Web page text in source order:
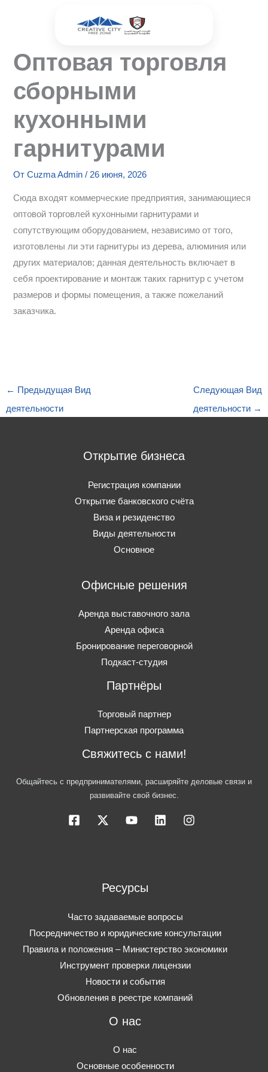
Оптовая торговля
сборными
кухонными
гарнитурами
ОтCuzma Admin/ 26 июня, 2026
Сюда входят коммерческие предприятия, занимающиеся
оптовой торговлей кухонными гарнитурами и
сопутствующим оборудованием, независимо от того,
изготовлены ли эти гарнитуры из дерева, алюминия или
других материалов; данная деятельность включает в
себя проектирование и монтаж таких гарнитур с учетом
размеров и формы помещения, а также пожеланий
заказчика.
← Предыдущая Вид
деятельности
Следующая Вид
деятельности →
Открытие бизнеса
Регистрация компании
Открытие банковского счёта
Виза и резиденство
Виды деятельности
Основное
Офисные решения
Аренда выставочного зала
Аренда офиса
Бронирование переговорной
Подкаст-студия
Партнёры
Торговый партнер
Партнерская программа
Свяжитесь с нами!
Общайтесь с предпринимателями, расширяйте деловые связи и
развивайте свой бизнес.
Ресурсы
Часто задаваемые вопросы
Посредничество и юридические консультации
Правила и положения – Министерство экономики
Инструмент проверки лицензии
Новости и события
Обновления в реестре компаний
О нас
О нас
Основные особенности